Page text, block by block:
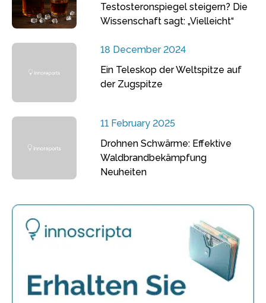
Testosteronspiegel steigern? Die
Wissenschaft sagt: „Vielleicht“
18 December 2024
Ein Teleskop der Weltspitze auf
der Zugspitze
11 February 2025
Drohnen Schwärme: Effektive
Waldbrandbekämpfung
Neuheiten